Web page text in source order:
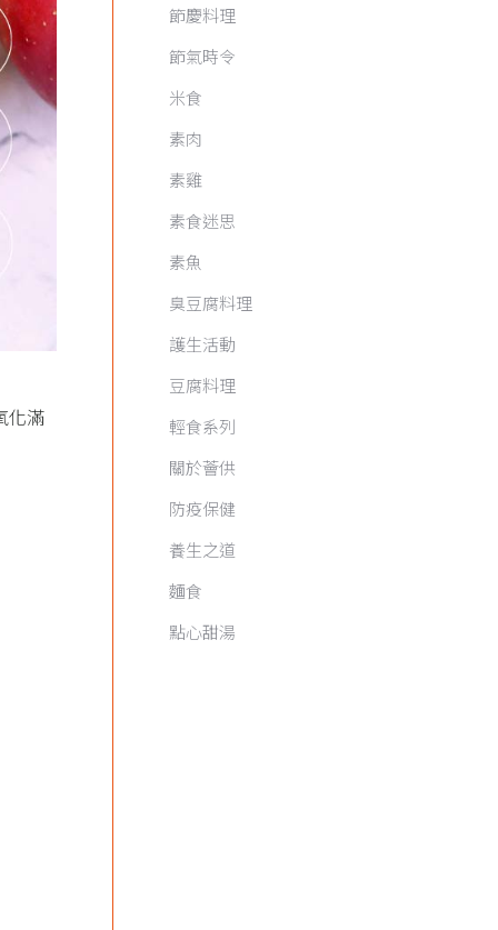
化滿
節慶料理
節氣時令
米食
素肉
素雞
素食迷思
素魚
臭豆腐料理
護生活動
豆腐料理
輕食系列
關於薈供
防疫保健
養生之道
麵食
點心甜湯